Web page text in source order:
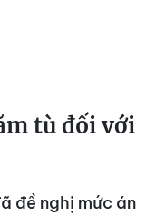
tù đối với
đề nghị mức án